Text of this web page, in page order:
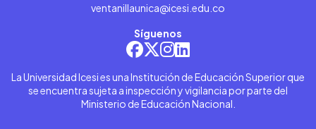
ventanillaunica@icesi.edu.co
Síguenos
La Universidad Icesi es una Institución de Educación Superior que
se encuentra sujeta a inspección y vigilancia por parte del
Ministerio de Educación Nacional.